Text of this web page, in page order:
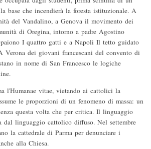
base che incendierà la foresta istituzionale. A
del Vandalino, a Genova il movimento dei
di Oregina, intorno a padre Agostino
I quattro gatti e a Napoli Il tetto guidato
Verona dei giovani francescani del convento di
in nome di San Francesco le logiche
l'Humanae vitae, vietando ai cattolici la
le proporzioni di un fenomeno di massa: un
questa volta che per critica. Il linguaggio
dal linguaggio cattolico diffuso. Nel settembre
la cattedrale di Parma per denunciare i
alla Chiesa.